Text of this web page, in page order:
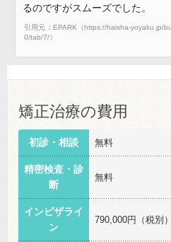
るのですがスムーズでした。
引用元：EPARK（https://haisha-yoyaku.jp/
0/tab/7/）
矯正治療の費用
初診・相談 無料
精密検査・診
断
無料
インビザライ
ン
790,000円（税別）